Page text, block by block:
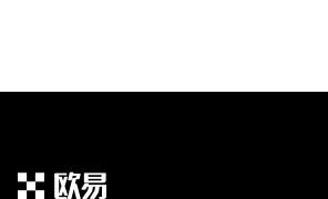
和图表时已采取一切合理措施确保准确
能存在的任何事实错误或遗漏承担任
约束。